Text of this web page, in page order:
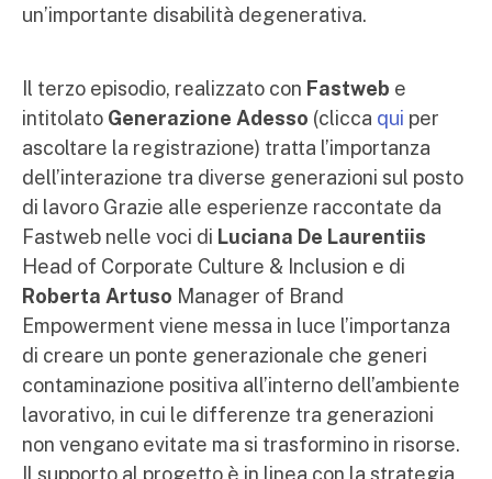
un’importante disabilità degenerativa.
Il terzo episodio, realizzato con Fastweb e
intitolato Generazione Adesso (clicca qui per
ascoltare la registrazione) tratta l’importanza
dell’interazione tra diverse generazioni sul posto
di lavoro Grazie alle esperienze raccontate da
Fastweb nelle voci di Luciana De Laurentiis
Head of Corporate Culture & Inclusion e di
Roberta Artuso Manager of Brand
Empowerment viene messa in luce l’importanza
di creare un ponte generazionale che generi
contaminazione positiva all’interno dell’ambiente
lavorativo, in cui le differenze tra generazioni
non vengano evitate ma si trasformino in risorse.
Il supporto al progetto è in linea con la strategia